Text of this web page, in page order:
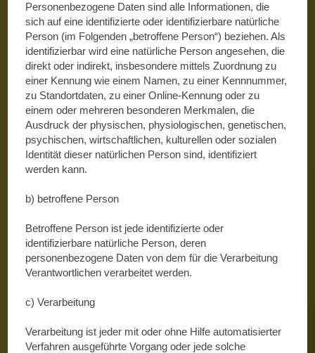
Personenbezogene Daten sind alle Informationen, die
sich auf eine identifizierte oder identifizierbare natürliche
Person (im Folgenden „betroffene Person“) beziehen. Als
identifizierbar wird eine natürliche Person angesehen, die
direkt oder indirekt, insbesondere mittels Zuordnung zu
einer Kennung wie einem Namen, zu einer Kennnummer,
zu Standortdaten, zu einer Online-Kennung oder zu
einem oder mehreren besonderen Merkmalen, die
Ausdruck der physischen, physiologischen, genetischen,
psychischen, wirtschaftlichen, kulturellen oder sozialen
Identität dieser natürlichen Person sind, identifiziert
werden kann.
b) betroffene Person
Betroffene Person ist jede identifizierte oder
identifizierbare natürliche Person, deren
personenbezogene Daten von dem für die Verarbeitung
Verantwortlichen verarbeitet werden.
c) Verarbeitung
Verarbeitung ist jeder mit oder ohne Hilfe automatisierter
Verfahren ausgeführte Vorgang oder jede solche